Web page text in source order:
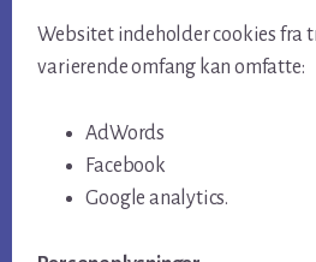
Websitet indeholder cookies fra
varierende omfang kan omfatte:
AdWords
Facebook
Google analytics.